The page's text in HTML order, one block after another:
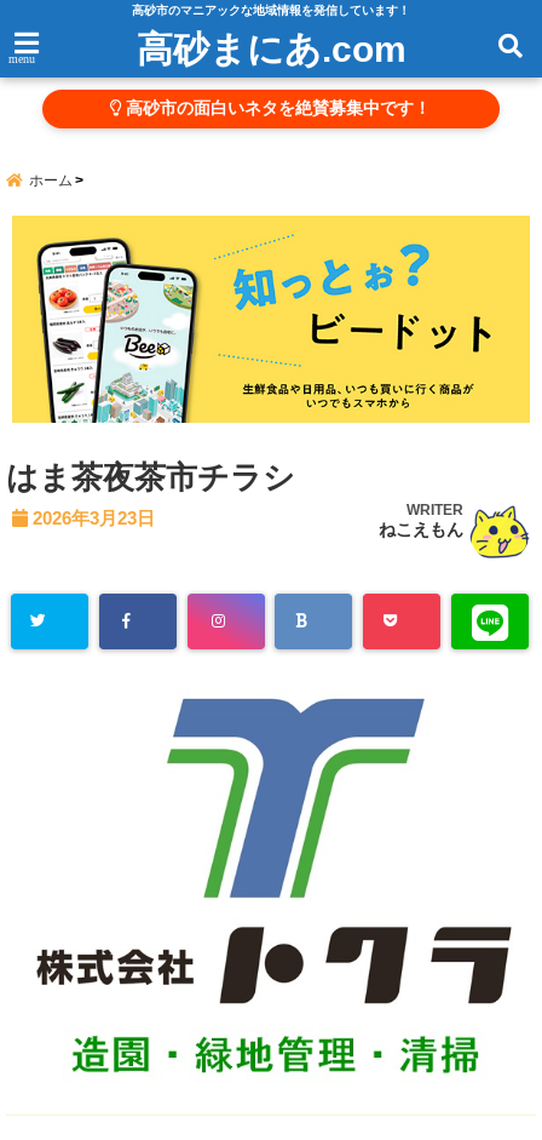
高砂市のマニアックな地域情報を発信しています！
menu 高砂まにあ.com
高砂市の面白いネタを絶賛募集中です！
ホーム
はま茶夜茶市チラシ
2026年3月23日 WRITER
ねこえもん